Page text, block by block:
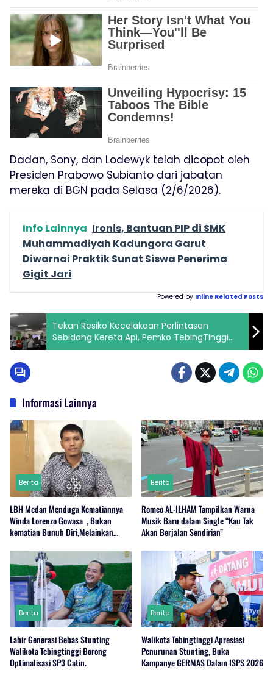
Dadan, Sony, dan Lodewyk telah dicopot oleh
Presiden Prabowo Subianto dari jabatan
mereka di BGN pada Selasa (2/6/2026).
Info Lainnya Ironis, Bantuan PIP di SMK
Muhammadiyah Kadungora Garut
Diwarnai Praktik Sunat Siswa Penerima
Gigit Jari
Powered by Inline Related Posts
Tekan Resiko Kecelakaan Perlintasan
Sebidang Kereta Api, Pemko TebingTinggi
Siapkan Langkah Konkret.
Informasi Lainnya
Berita
LBH Medan Menduga Kematiannya
Winda Lorenzo Gowasa , Bukan
kematian Bunuh Diri,Melainkan
Berita
Romeo AL-ILHAM Tampilkan Warna
Musik Baru dalam Single “Kau Tak
Akan Berjalan Sendirian”
Berita
Lahir Generasi Bebas Stunting
Walikota Tebingtinggi Borong
Optimalisasi SP3 Catin.
Berita
Walikota Tebingtinggi Apresiasi
Penurunan Stunting, Buka
Kampanye GERMAS Dalam ISPS 2026